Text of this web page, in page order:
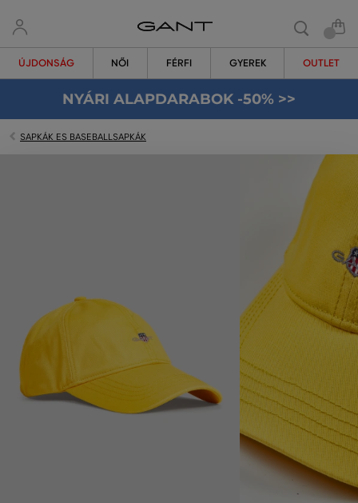
ÚJDONSÁG NŐI FÉRFI GYEREK OUTLET
NYÁRI ALAPDARABOK -50% >>
SAPKÁK ES BASEBALLSAPKÁK